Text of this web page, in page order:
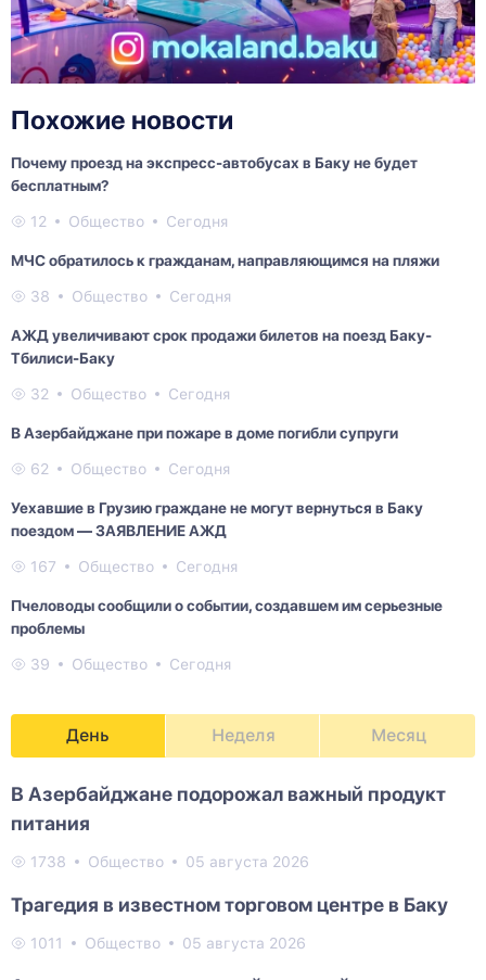
Похожие новости
Почему проезд на экспресс-автобусах в Баку не будет
бесплатным?
12 Общество Сегодня
МЧС обратилось к гражданам, направляющимся на пляжи
38 Общество Сегодня
АЖД увеличивают срок продажи билетов на поезд Баку-
Тбилиси-Баку
32 Общество Сегодня
В Азербайджане при пожаре в доме погибли супруги
62 Общество Сегодня
Уехавшие в Грузию граждане не могут вернуться в Баку
поездом — ЗАЯВЛЕНИЕ АЖД
167 Общество Сегодня
Пчеловоды сообщили о событии, создавшем им серьезные
проблемы
39 Общество Сегодня
День Неделя Месяц
В Азербайджане подорожал важный продукт
питания
1738 Общество 05 августа 2026
Трагедия в известном торговом центре в Баку
1011 Общество 05 августа 2026